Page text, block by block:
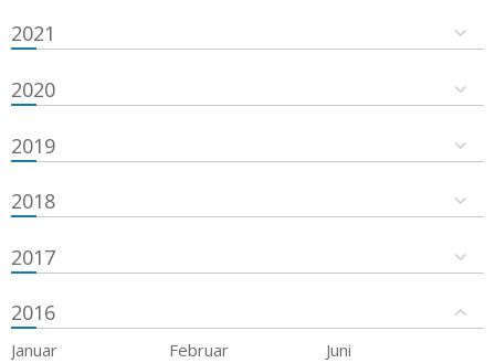
2021
2020
2019
2018
2017
2016
Januar Februar
Juni